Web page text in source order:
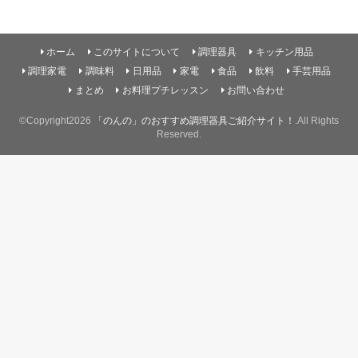
ホーム このサイトについて 調理器具
キッチン用品
調理家電
調味料 日用品 家電 食品 飲料
手芸用品
まとめ
お料理プチレッスン お問い合わせ
©Copyright2026 「のんの」のおすすめ調理器具ご紹介サイト！
.All Rights
Reserved.